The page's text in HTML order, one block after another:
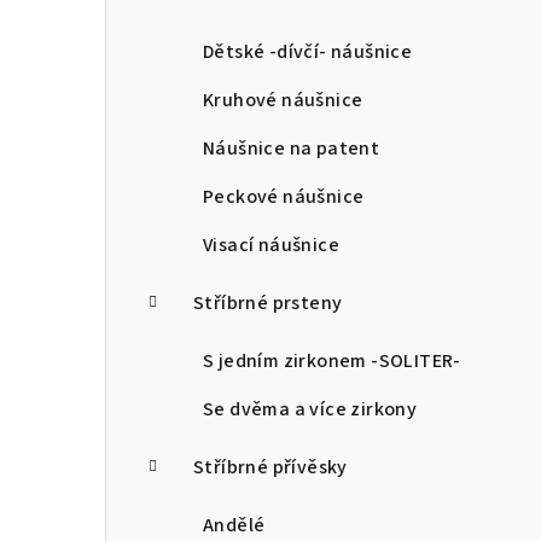
Dětské -dívčí- náušnice
Kruhové náušnice
Náušnice na patent
Peckové náušnice
Visací náušnice
Stříbrné prsteny
S jedním zirkonem -SOLITER-
Se dvěma a více zirkony
Stříbrné přívěsky
Andělé